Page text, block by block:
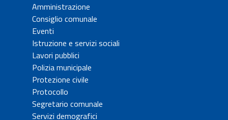
Amministrazione
Consiglio comunale
Eventi
Istruzione e servizi sociali
Lavori pubblici
Polizia municipale
Protezione civile
Protocollo
Segretario comunale
Servizi demografici